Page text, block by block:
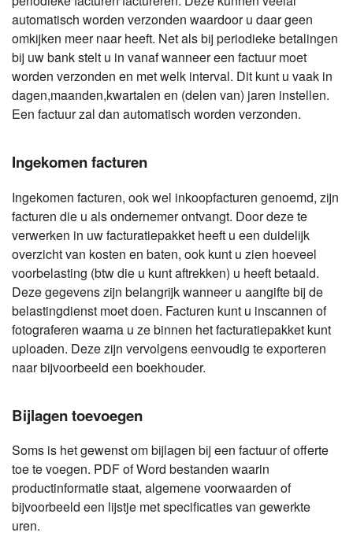
automatisch worden verzonden waardoor u daar geen
omkijken meer naar heeft. Net als bij periodieke betalingen
bij uw bank stelt u in vanaf wanneer een factuur moet
worden verzonden en met welk interval. Dit kunt u vaak in
dagen,maanden,kwartalen en (delen van) jaren instellen.
Een factuur zal dan automatisch worden verzonden.
Ingekomen facturen
Ingekomen facturen, ook wel inkoopfacturen genoemd, zijn
facturen die u als ondernemer ontvangt. Door deze te
verwerken in uw facturatiepakket heeft u een duidelijk
overzicht van kosten en baten, ook kunt u zien hoeveel
voorbelasting (btw die u kunt aftrekken) u heeft betaald.
Deze gegevens zijn belangrijk wanneer u aangifte bij de
belastingdienst moet doen. Facturen kunt u inscannen of
fotograferen waarna u ze binnen het facturatiepakket kunt
uploaden. Deze zijn vervolgens eenvoudig te exporteren
naar bijvoorbeeld een boekhouder.
Bijlagen toevoegen
Soms is het gewenst om bijlagen bij een factuur of offerte
toe te voegen. PDF of Word bestanden waarin
productinformatie staat, algemene voorwaarden of
bijvoorbeeld een lijstje met specificaties van gewerkte
uren.